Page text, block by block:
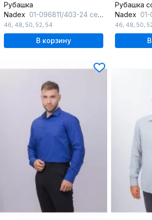
Рубашка
Nadex 01-096811/403-24 серо-коричневый
46, 48, 50, 52, 54
В корзину
Nadex 01-
46, 48, 50,